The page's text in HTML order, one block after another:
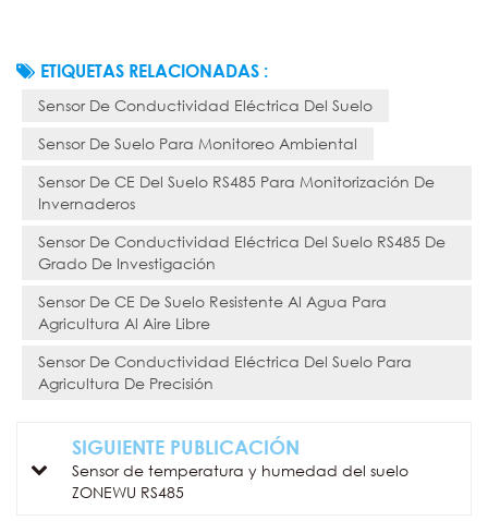
ETIQUETAS RELACIONADAS :
Sensor De Conductividad Eléctrica Del Suelo
Sensor De Suelo Para Monitoreo Ambiental
Sensor De CE Del Suelo RS485 Para Monitorización De
Invernaderos
Sensor De Conductividad Eléctrica Del Suelo RS485 De
Grado De Investigación
Sensor De CE De Suelo Resistente Al Agua Para
Agricultura Al Aire Libre
Sensor De Conductividad Eléctrica Del Suelo Para
Agricultura De Precisión
SIGUIENTE PUBLICACIÓN
Sensor de temperatura y humedad del suelo
ZONEWU RS485